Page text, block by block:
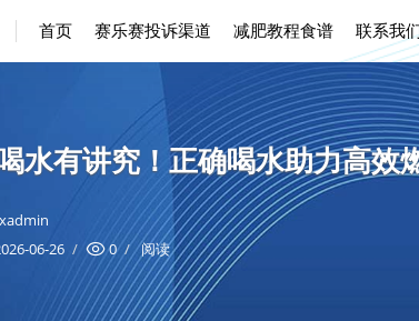
首页 赛乐赛投诉渠道 减肥教程食谱 联系我
水有讲究！正确喝水助力高效
06-26
0 阅读